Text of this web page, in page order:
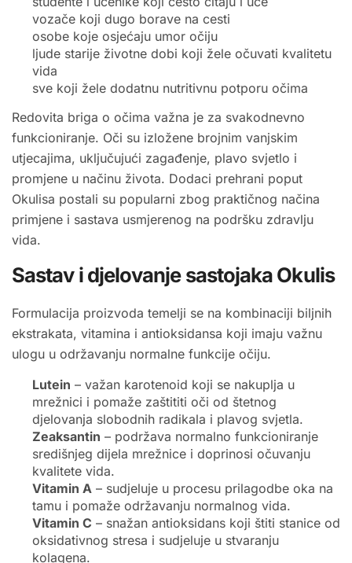
vozače koji dugo borave na cesti
osobe koje osjećaju umor očiju
ljude starije životne dobi koji žele očuvati kvalitetu
vida
sve koji žele dodatnu nutritivnu potporu očima
Redovita briga o očima važna je za svakodnevno
funkcioniranje. Oči su izložene brojnim vanjskim
utjecajima, uključujući zagađenje, plavo svjetlo i
promjene u načinu života. Dodaci prehrani poput
Okulisa postali su popularni zbog praktičnog načina
primjene i sastava usmjerenog na podršku zdravlju
vida.
Sastav i djelovanje sastojaka Okulis
Formulacija proizvoda temelji se na kombinaciji biljnih
ekstrakata, vitamina i antioksidansa koji imaju važnu
ulogu u održavanju normalne funkcije očiju.
Lutein – važan karotenoid koji se nakuplja u
mrežnici i pomaže zaštititi oči od štetnog
djelovanja slobodnih radikala i plavog svjetla.
Zeaksantin – podržava normalno funkcioniranje
središnjeg dijela mrežnice i doprinosi očuvanju
kvalitete vida.
Vitamin A– sudjeluje u procesu prilagodbe oka na
tamu i pomaže održavanju normalnog vida.
Vitamin C – snažan antioksidans koji štiti stanice od
oksidativnog stresa i sudjeluje u stvaranju
kolagena.